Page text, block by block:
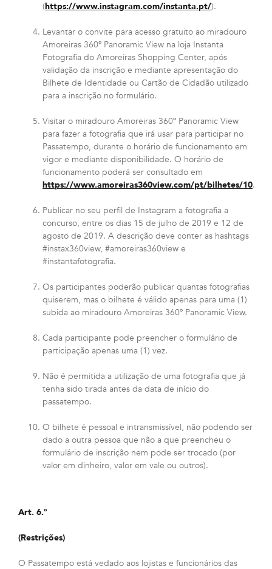
(https://www.instagram.com/instanta.pt/).
Levantar o convite para acesso gratuito ao miradouro
Amoreiras 360º Panoramic View na loja Instanta
Fotografia do Amoreiras Shopping Center, após
validação da inscrição e mediante apresentação do
Bilhete de Identidade ou Cartão de Cidadão utilizado
para a inscrição no formulário.
Visitar o miradouro Amoreiras 360º Panoramic View
para fazer a fotografia que irá usar para participar no
Passatempo, durante o horário de funcionamento em
vigor e mediante disponibilidade. O horário de
funcionamento poderá ser consultado em
https://www.amoreiras360view.com/pt/bilhetes/10.
Publicar no seu perfil de Instagram a fotografia a
concurso, entre os dias 15 de julho de 2019 e 12 de
agosto de 2019. A descrição deve conter as hashtags
#instax360view, #amoreiras360view e
#instantafotografia.
Os participantes poderão publicar quantas fotografias
quiserem, mas o bilhete é válido apenas para uma (1)
subida ao miradouro Amoreiras 360º Panoramic View.
Cada participante pode preencher o formulário de
participação apenas uma (1) vez.
Não é permitida a utilização de uma fotografia que já
tenha sido tirada antes da data de início do
passatempo.
O bilhete é pessoal e intransmissível, não podendo ser
dado a outra pessoa que não a que preencheu o
formulário de inscrição nem pode ser trocado (por
valor em dinheiro, valor em vale ou outros).
Art. 6.º
(Restrições)
O Passatempo está vedado aos lojistas e funcionários das